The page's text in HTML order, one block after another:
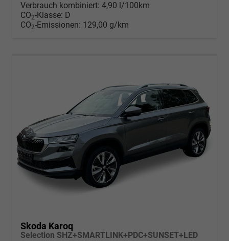
Verbrauch kombiniert: 4,90 l/100km
CO2-Klasse: D
CO2-Emissionen: 129,00 g/km
Skoda Karoq
Selection SHZ+SMARTLINK+PDC+SUNSET+LED